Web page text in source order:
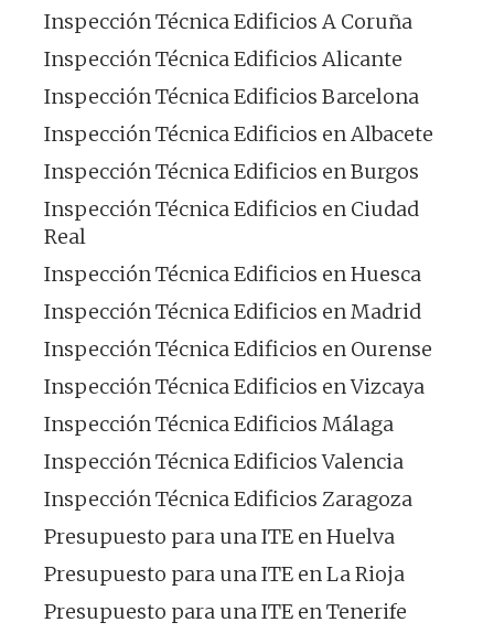
Inspección Técnica Edificios A Coruña
Inspección Técnica Edificios Alicante
Inspección Técnica Edificios Barcelona
Inspección Técnica Edificios en Albacete
Inspección Técnica Edificios en Burgos
Inspección Técnica Edificios en Ciudad
Real
Inspección Técnica Edificios en Huesca
Inspección Técnica Edificios en Madrid
Inspección Técnica Edificios en Ourense
Inspección Técnica Edificios en Vizcaya
Inspección Técnica Edificios Málaga
Inspección Técnica Edificios Valencia
Inspección Técnica Edificios Zaragoza
Presupuesto para una ITE en Huelva
Presupuesto para una ITE en La Rioja
Presupuesto para una ITE en Tenerife